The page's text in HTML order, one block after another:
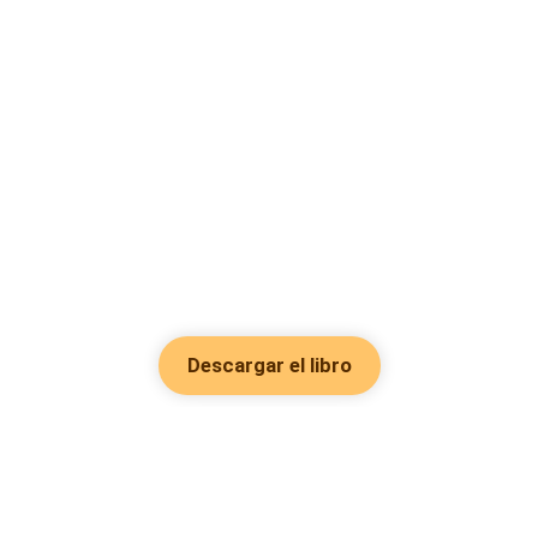
Descargar el libro